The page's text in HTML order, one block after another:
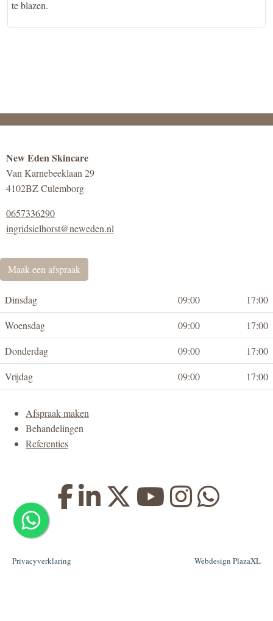
te blazen.
New Eden Skincare
Van Karnebeeklaan 29
4102BZ Culemborg
0657336290
ingridsielhorst@neweden.nl
Maak een afspraak
Dinsdag 09:00
17:00
Woensdag
09:00
17:00
Donderdag
09:00
17:00
Vrijdag
09:00 17:00
Afspraak maken
Behandelingen
Referenties
Privacyverklaring Webdesign PlazaXL